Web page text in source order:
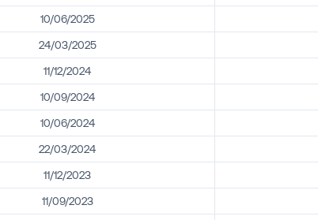
10/06/2025
24/03/2025
11/12/2024
10/09/2024
10/06/2024
22/03/2024
11/12/2023
11/09/2023